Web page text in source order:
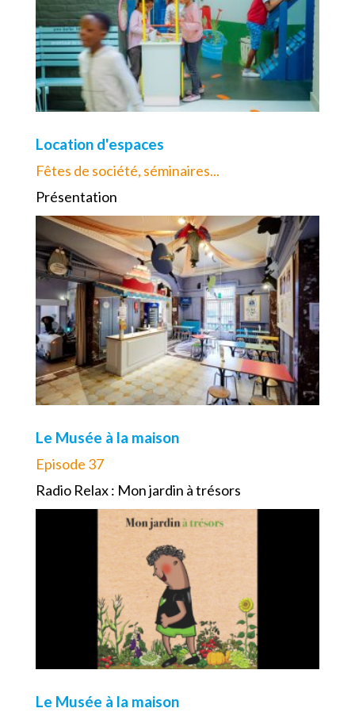
Location d'espaces
Fêtes de société, séminaires...
Présentation
Le Musée à la maison
Episode 37
Radio Relax : Mon jardin à trésors
Le Musée à la maison